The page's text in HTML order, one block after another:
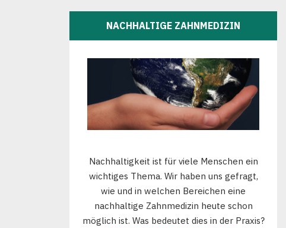
NACHHALTIGE ZAHNMEDIZIN
Nachhaltigkeit ist für viele Menschen ein
wichtiges Thema. Wir haben uns gefragt,
wie und in welchen Bereichen eine
nachhaltige Zahnmedizin heute schon
möglich ist. Was bedeutet dies in der Praxis?